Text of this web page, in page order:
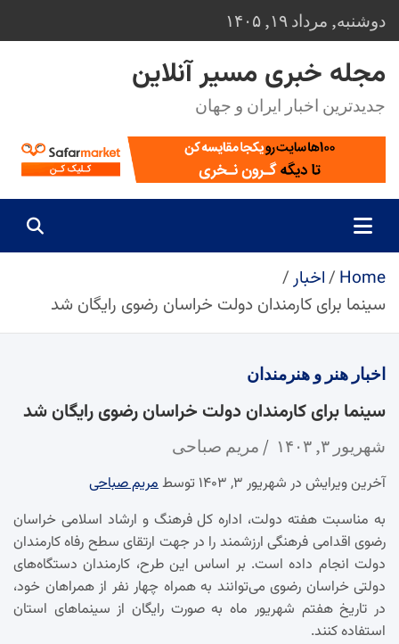
to
content
دوشنبه, مرداد ۱۹, ۱۴۰۵
مجله خبری مسیر آنلاین
جدیدترین اخبار ایران و جهان
Home
اخبار
سینما برای کارمندان دولت خراسان رضوی رایگان شد
اخبار هنر و هنرمندان
سینما برای کارمندان دولت خراسان رضوی رایگان شد
شهریور ۳, ۱۴۰۳ مریم صباحی
آخرین ویرایش در شهریور ۳, ۱۴۰۳ توسط
مریم صباحی
به مناسبت هفته دولت، اداره کل فرهنگ و ارشاد اسلامی خراسان
رضوی اقدامی فرهنگی ارزشمند را در جهت ارتقای سطح رفاه کارمندان
دولت انجام داده است. بر اساس این طرح، کارمندان دستگاه‌های
دولتی خراسان رضوی می‌توانند به همراه چهار نفر از همراهان خود،
در تاریخ هفتم شهریور ماه به صورت رایگان از سینماهای استان
استفاده کنند.